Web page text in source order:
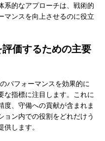
系的なアプローチは、戦術的
マンスを向上させるのに役立
価するための主要
パフォーマンスを効果的に
な指標に注目します。これに
度、守備への貢献が含まれま
ョン内での役割をどれだけう
します。